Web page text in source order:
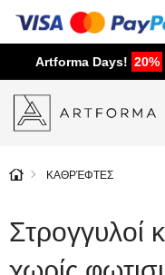
Artforma Days! 20%
ΚΑΘΡΈΦΤΕΣ
Στρογγυλοί